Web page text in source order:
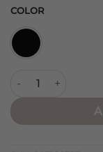
COLOR